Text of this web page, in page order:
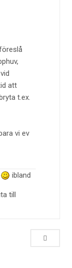
att
t.ex.
vi ev
ibland
till